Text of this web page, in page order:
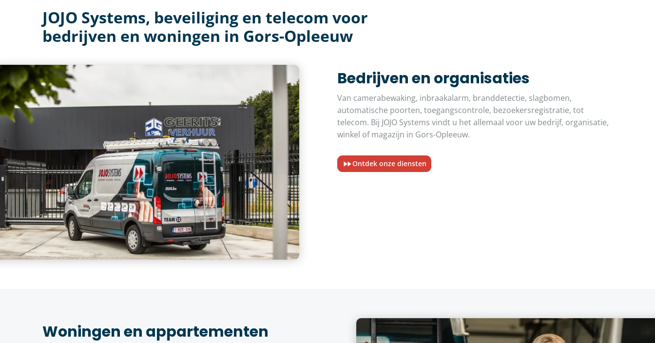
JOJO Systems, beveiliging en telecom voor
bedrijven en woningen in Gors-Opleeuw
Bedrijven en organisaties
Van camerabewaking, inbraakalarm, branddetectie, slagbomen,
automatische poorten, toegangscontrole, bezoekersregistratie, tot
telecom. Bij JOJO Systems vindt u het allemaal voor uw bedrijf, organisatie,
winkel of magazijn in Gors-Opleeuw.
Ontdek onze diensten
Woningen en appartementen